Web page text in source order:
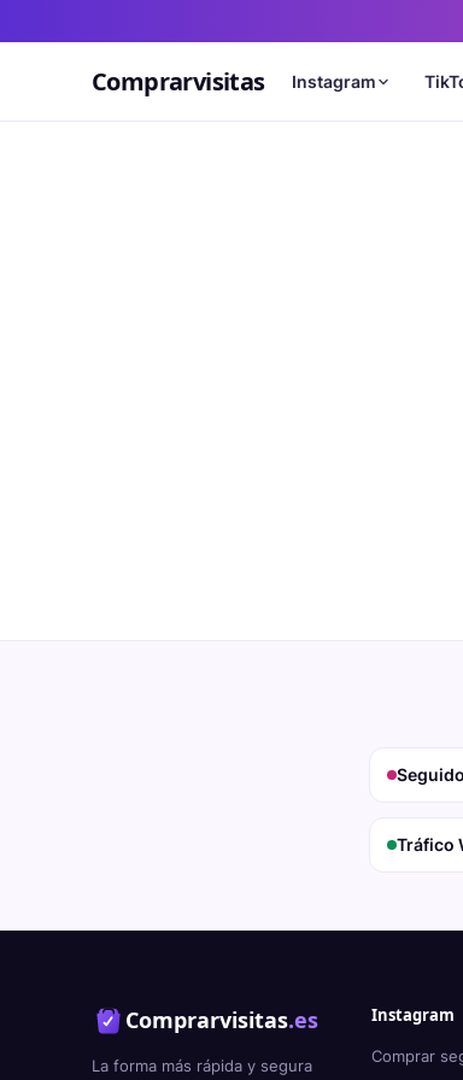
Comprarvisitas Instagram
Tráfico
Comprarvisitas.es
La forma más rápida y segura
Instagram
Comprar